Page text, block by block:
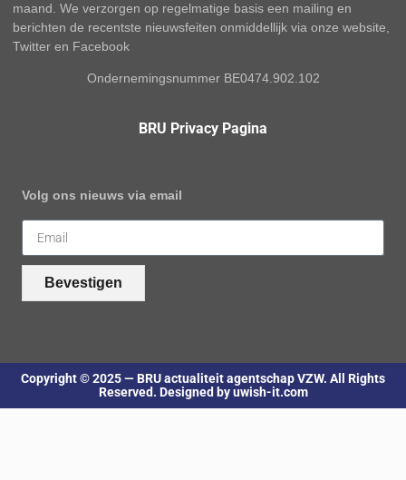
maand. We verzorgen op regelmatige basis een mailing en
berichten de recentste nieuwsfeiten onmiddellijk via onze website,
Twitter en Facebook
Ondernemingsnummer BE0474.902.102
BRU Privacy Pagina
Volg ons nieuws via email
Bevestigen
Copyright © 2025 — BRU actualiteit agentschap VZW. All Rights
Reserved. Designed by uwish-it.com